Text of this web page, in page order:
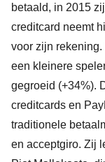
betaald, in 2015
creditcard neemt
voor zijn
een kleinere
gegroeid (+34%).
creditcards en
traditionele
en acceptgiro. Zij